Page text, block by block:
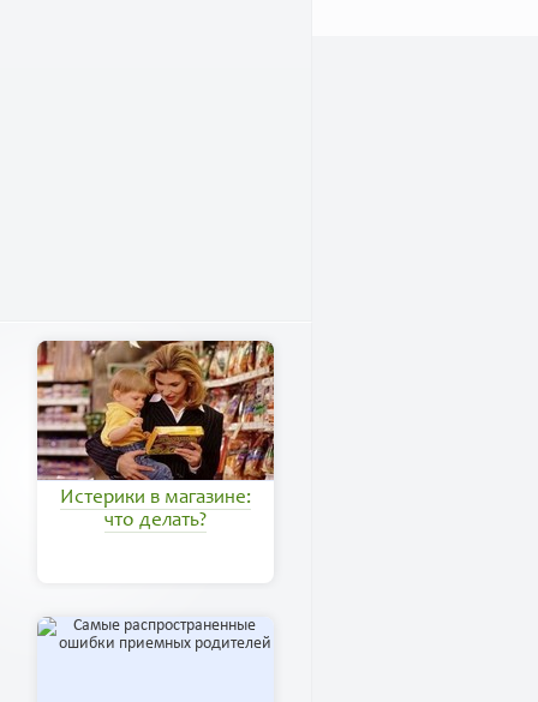
Истерики в магазине:
что делать?